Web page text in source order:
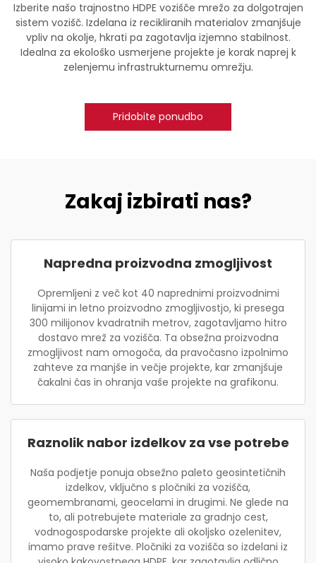
Izberite našo trajnostno HDPE vozišče mrežo za dolgotrajen
sistem vozišč. Izdelana iz recikliranih materialov zmanjšuje
vpliv na okolje, hkrati pa zagotavlja izjemno stabilnost.
Idealna za ekološko usmerjene projekte je korak naprej k
zelenjemu infrastrukturnemu omrežju.
Pridobite ponudbo
Zakaj izbirati nas?
Napredna proizvodna zmogljivost
Opremljeni z več kot 40 naprednimi proizvodnimi
linijami in letno proizvodno zmogljivostjo, ki presega
300 milijonov kvadratnih metrov, zagotavljamo hitro
dostavo mrež za vozišča. Ta obsežna proizvodna
zmogljivost nam omogoča, da pravočasno izpolnimo
zahteve za manjše in večje projekte, kar zmanjšuje
čakalni čas in ohranja vaše projekte na grafikonu.
Raznolik nabor izdelkov za vse potrebe
Naša podjetje ponuja obsežno paleto geosintetičnih
izdelkov, vključno s pločniki za vozišča,
geomembranami, geocelami in drugimi. Ne glede na
to, ali potrebujete materiale za gradnjo cest,
vodnogospodarske projekte ali okoljsko ozelenitev,
imamo prave rešitve. Pločniki za vozišča so izdelani iz